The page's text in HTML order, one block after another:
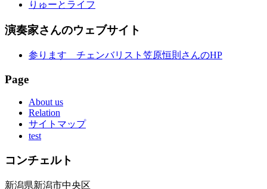
りゅーとライフ
演奏家さんのウェブサイト
参ります チェンバリスト笠原恒則さんのHP
Page
About us
Relation
サイトマップ
test
コンチェルト
新潟県新潟市中央区